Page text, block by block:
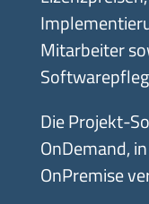
Mitarbeiter
Die Projekt-
OnDemand,
OnPremise